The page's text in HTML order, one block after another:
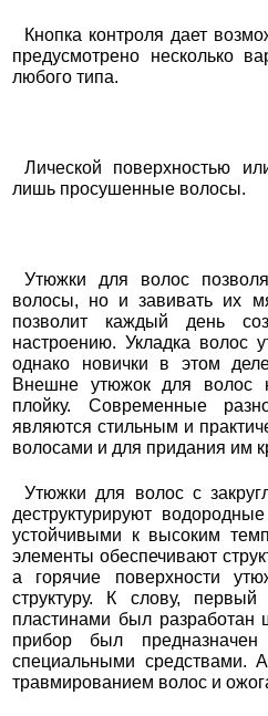
Кнопка контроля дает
предусмотрено несколько
любого типа.
Лической поверхностью
лишь просушенные волосы.
Утюжки для волос
волосы, но и завивать их
позволит каждый день
настроению. Укладка волос
однако новички в этом
Внешне утюжок для волос
плойку. Современные
являются стильным и
волосами и для придания им
Утюжки для волос с
деструктурируют
устойчивыми к высоким
элементы обеспечивают
а горячие поверхности
структуру. К слову,
пластинами был
прибор был
специальными средствами.
травмированием волос и